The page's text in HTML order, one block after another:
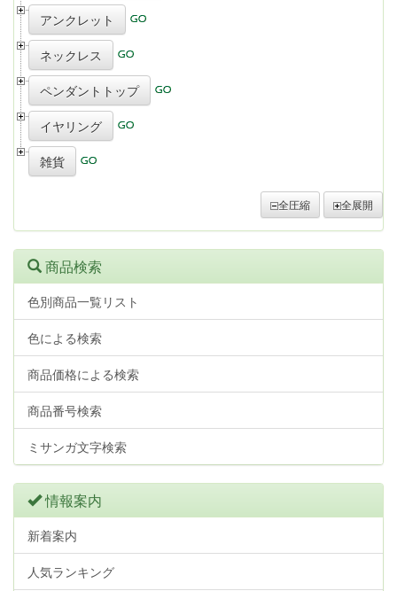
アンクレット
ネックレス
ペンダントトップ
イヤリング
雑貨
全圧縮 全展開
商品検索
色別商品一覧リスト
色による検索
商品価格による検索
商品番号検索
ミサンガ文字検索
情報案内
新着案内
人気ランキング